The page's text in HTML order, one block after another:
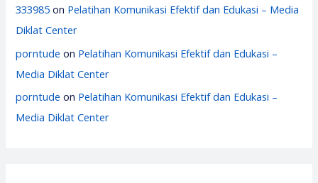
333985 on Pelatihan Komunikasi Efektif dan Edukasi – Media
Diklat Center
porntude on Pelatihan Komunikasi Efektif dan Edukasi –
Media Diklat Center
porntude on Pelatihan Komunikasi Efektif dan Edukasi –
Media Diklat Center